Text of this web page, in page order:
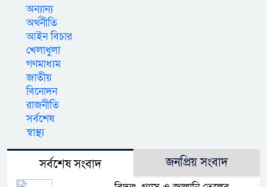
অন্যান্য
অর্থনীতি
আইন বিচার
খেলাধুলা
গণমাধ্যম
জাতীয়
বিনোদন
রাজনীতি
সর্বশেষ
স্বাস্থ্য
সর্বশেষ সংবাদ জনপ্রিয় সংবাদ